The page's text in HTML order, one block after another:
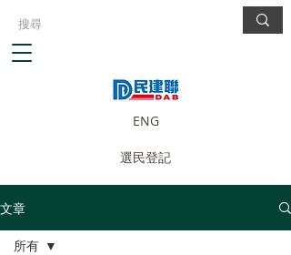
ENG
選民登記
文章
所有